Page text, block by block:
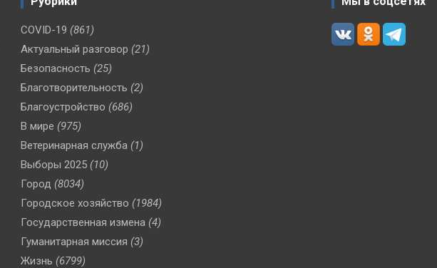
COVID-19 (861)
Актуальный разговор (21)
Безопасность (25)
Благотворительность (2)
Благоустройство (686)
В мире (975)
Ветеринарная служба (1)
Выборы 2025 (10)
Город (8034)
Городское хозяйство (1984)
Государственная измена (4)
Гуманитарная миссия (3)
Жизнь (6799)